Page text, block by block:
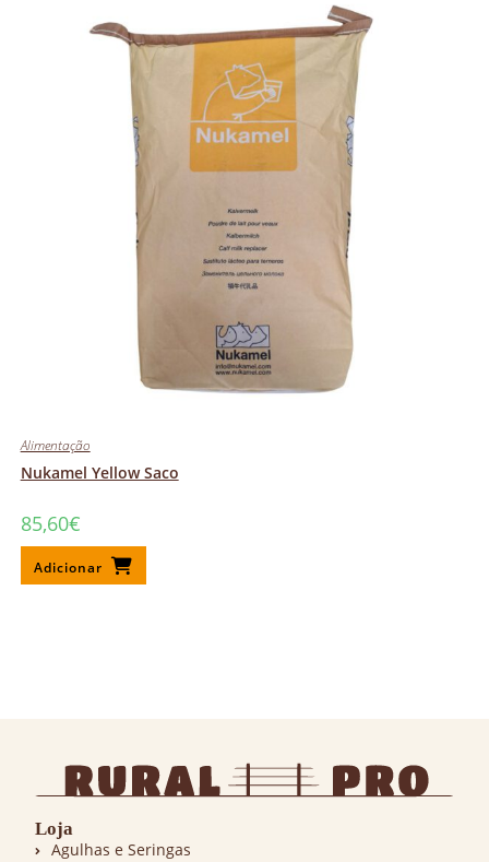
Alimentação
Nukamel Yellow Saco
85,60€
Adicionar
Loja
Agulhas e Seringas